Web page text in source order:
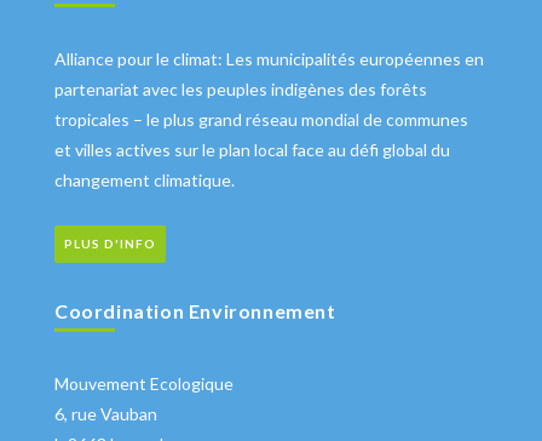
Alliance pour le climat: Les municipalités européennes en
partenariat avec les peuples indigènes des forêts
tropicales – le plus grand réseau mondial de communes
et villes actives sur le plan local face au défi global du
changement climatique.
PLUS D'INFO
Coordination Environnement
Mouvement Ecologique
6, rue Vauban